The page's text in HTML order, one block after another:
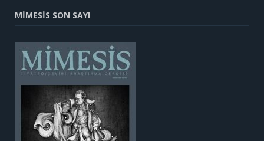
MİMESİS SON SAYI